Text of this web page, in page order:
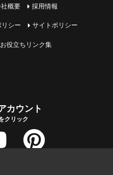
概要 採用情報
シー サイトポリシー
お役立ちリンク集
カウント
クリック